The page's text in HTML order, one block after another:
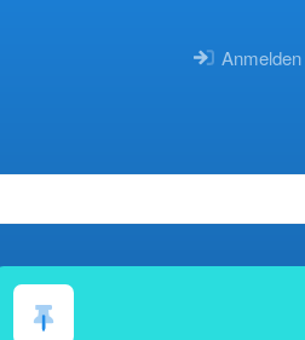
Anmelden